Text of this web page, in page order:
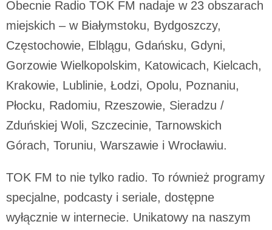
Obecnie Radio TOK FM nadaje w 23 obszarach
miejskich – w Białymstoku, Bydgoszczy,
Częstochowie, Elblągu, Gdańsku, Gdyni,
Gorzowie Wielkopolskim, Katowicach, Kielcach,
Krakowie, Lublinie, Łodzi, Opolu, Poznaniu,
Płocku, Radomiu, Rzeszowie, Sieradzu /
Zduńskiej Woli, Szczecinie, Tarnowskich
Górach, Toruniu, Warszawie i Wrocławiu.
TOK FM to nie tylko radio. To również programy
specjalne, podcasty i seriale, dostępne
wyłącznie w internecie. Unikatowy na naszym